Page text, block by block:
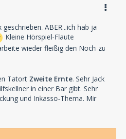
ABER...ich hab ja
Kleine Hörspiel-Flaute
wieder fleißig den Noch-zu-
Tatort Zweite Ernte. Sehr Jack
in einer Bar gibt. Sehr
und Inkasso-Thema. Mir